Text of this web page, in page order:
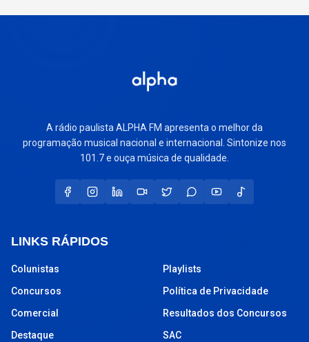
A rádio paulista ALPHA FM apresenta o melhor da
programação musical nacional e internacional. Sintonize nos
101.7 e ouça música de qualidade.
LINKS RÁPIDOS
Colunistas
Concursos
Comercial
Destaque
Playlists
Política de Privacidade
Resultados dos Concursos
SAC